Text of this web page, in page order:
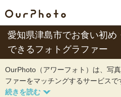
愛知県津島市でお食い初め
できるフォトグラファー
OurPhoto（アワーフォト）は、写
ファーをマッチングするサービスで